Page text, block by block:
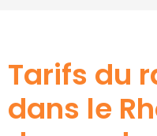
Tarifs du
dans le